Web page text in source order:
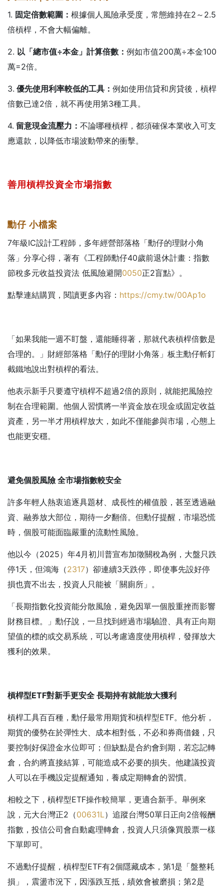
1. 固定倍數範圍： 根據個人風險承受度，常態維持在2～2.5
倍槓桿，不會大幅偏離。
2. 以「總市值÷本金」計算倍數： 例如市值200萬÷本金100
萬=2倍。
3. 優先使用利率較低的工具： 例如使用信貸和房貸後，槓桿
倍數已達2倍，就不再使用第3種工具。
4. 留意現金流壓力： 不論哪種槓桿，都須確保本業收入可支
應還款，以降低市場波動帶來的衝擊。
善用槓桿投資全市場指數
勳仔 小檔案
7年級IC設計工程師，多年經營部落格「勳仔的理財小角
落」分享心得，著有《工程師勳仔40歲前退休計畫：指數
節稅多元收益投資法 低風險避開0050正2盲點》。
點擊連結購買，閱讀更多內容： https://cmy.tw/00Ap1o
「如果我能一週不盯盤，還能睡得著，那就代表槓桿倍數是
合理的。」財經部落格「勳仔的理財小角落」板主勳仔斬釘
截鐵地說出對槓桿的看法。
他表示新手只要遵守槓桿不超過2倍的原則，就能把風險控
制在合理範圍。他個人習慣將一半資金放在現金或固定收益
資產，另一半才用槓桿放大，如此不僅能參與市場，心態上
也能更安穩。
避免個股風險 全市場指數較安全
許多年輕人熱衷追逐具題材、成長性的權值股，甚至透過融
資、融券放大部位，期待一夕翻倍。但勳仔提醒，市場恐慌
時，個股可能面臨嚴重的流動性風險。
他以今（2025）年4月初川普宣布加徵關稅為例，大盤只跌
停1天，但鴻海（2317）卻連續3天跌停，即使事先設好停
損也賣不出去，投資人只能被「關廁所」。
「長期指數化投資能分散風險，避免因單一個股重挫而影響
財務目標。」勳仔說，一旦找到經過市場驗證、具有正向期
望值的標的或交易系統，可以考慮適度使用槓桿，發揮放大
獲利的效果。
槓桿型ETF對新手更安全 長期持有就能放大獲利
槓桿工具百百種，勳仔最常用期貨和槓桿型ETF。他分析，
期貨的優勢在於彈性大、成本相對低，不必和券商借錢，只
要控制好保證金水位即可；但缺點是合約會到期，若忘記轉
倉，合約將直接結算，可能造成不必要的損失。他建議投資
人可以在手機設定提醒通知，養成定期轉倉的習慣。
相較之下，槓桿型ETF操作較簡單，更適合新手。舉例來
說，元大台灣正2（00631L）追蹤台灣50單日正向2倍報酬
指數，投信公司會自動處理轉倉，投資人只須像買股票一樣
下單即可。
不過勳仔提醒，槓桿型ETF有2個隱藏成本，第1是「盤整耗
損」，震盪市況下，因漲跌互抵，績效會被磨損；第2是